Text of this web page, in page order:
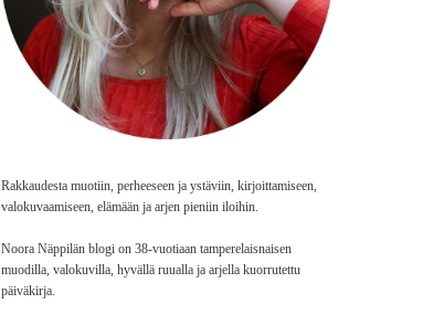
Rakkaudesta muotiin, perheeseen ja ystäviin, kirjoittamiseen,
valokuvaamiseen, elämään ja arjen pieniin iloihin.
Noora Näppilän blogi on 38-vuotiaan tamperelaisnaisen
muodilla, valokuvilla, hyvällä ruualla ja arjella kuorrutettu
päiväkirja.